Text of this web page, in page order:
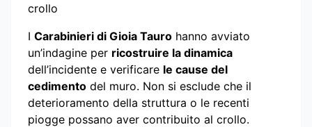
crollo
I Carabinieri di Gioia Tauro hanno avviato
un’indagine per ricostruire la dinamica
dell’incidente e verificare le cause del
cedimento del muro. Non si esclude che il
deterioramento della struttura o le recenti
piogge possano aver contribuito al crollo.